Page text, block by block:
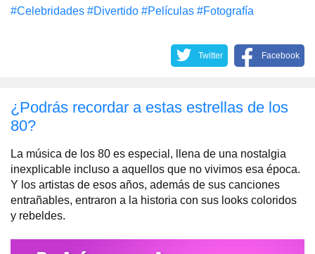
#Celebridades #Divertido #Películas #Fotografía
Twitter Facebook
¿Podrás recordar a estas estrellas de los
80?
La música de los 80 es especial, llena de una nostalgia
inexplicable incluso a aquellos que no vivimos esa época.
Y los artistas de esos años, además de sus canciones
entrañables, entraron a la historia con sus looks coloridos
y rebeldes.